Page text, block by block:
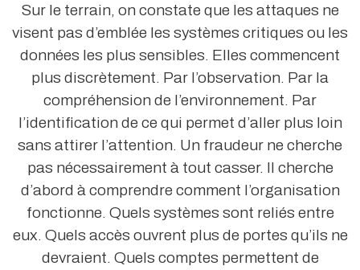
Sur le terrain, on constate que les attaques ne
visent pas d’emblée les systèmes critiques ou les
données les plus sensibles. Elles commencent
plus discrètement. Par l’observation. Par la
compréhension de l’environnement. Par
l’identification de ce qui permet d’aller plus loin
sans attirer l’attention. Un fraudeur ne cherche
pas nécessairement à tout casser. Il cherche
d’abord à comprendre comment l’organisation
fonctionne. Quels systèmes sont reliés entre
eux. Quels accès ouvrent plus de portes qu’ils ne
devraient. Quels comptes permettent de